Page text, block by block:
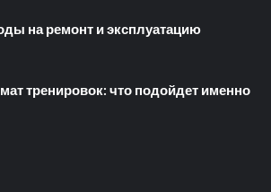
на ремонт и эксплуатацию
тренировок: что подойдет именно